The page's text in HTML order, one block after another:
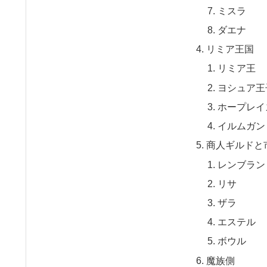
ミスラ
ダエナ
リミア王国
リミア王
ヨシュア王
ホープレ
イルムガン
商人ギルドと
レンブラン
リサ
ザラ
エステル
ボウル
魔族側